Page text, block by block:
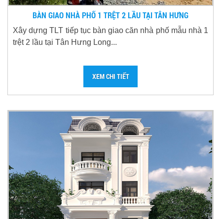
BÀN GIAO NHÀ PHỐ 1 TRỆT 2 LẦU TẠI TÂN HƯNG
Xây dựng TLT tiếp tục bàn giao căn nhà phố mẫu nhà 1
trệt 2 lầu tại Tân Hưng Long...
XEM CHI TIẾT